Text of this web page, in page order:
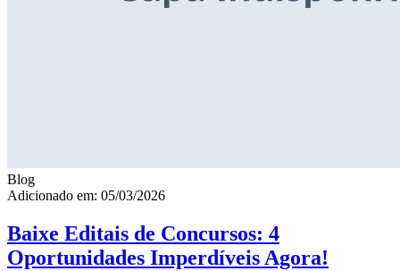
Blog
Adicionado em: 05/03/2026
Baixe Editais de Concursos: 4
Oportunidades Imperdíveis Agora!